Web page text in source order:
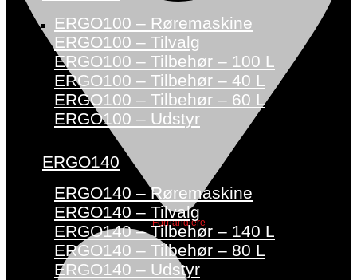
Forhandlere
ERGO100 – Røremaskine
ERGO100 – Tilvalg
ERGO100 – Tilbehør – 100 L
ERGO100 – Tilbehør – 40 L
ERGO100 – Tilbehør – 60 L
ERGO100 – Udstyr
ERGO140
ERGO140 – Røremaskine
ERGO140 – Tilvalg
ERGO140 – Tilbehør – 140 L
ERGO140 – Tilbehør – 80 L
ERGO140 – Udstyr